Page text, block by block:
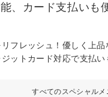
、カード支払いも
フレッシュ！優しく上品
ットカード対応で支払い
すべてのスペシャルメ